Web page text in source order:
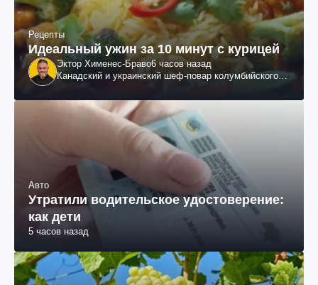
Рецепты
Идеальный ужин за 10 минут с курицей
Эктор Хименес-Браво6 часов назад
Канадский и украинский шеф-повар колумбийского
Авто
Утратили водительское удостоверение:
как дети
5 часов назад